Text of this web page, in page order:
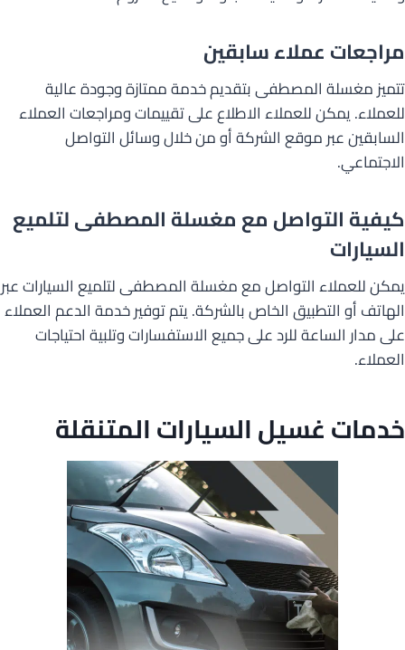
مراجعات عملاء سابقين
تتميز مغسلة المصطفى بتقديم خدمة ممتازة وجودة عالية
للعملاء. يمكن للعملاء الاطلاع على تقييمات ومراجعات العملاء
السابقين عبر موقع الشركة أو من خلال وسائل التواصل
الاجتماعي.
كيفية التواصل مع مغسلة المصطفى لتلميع
السيارات
يمكن للعملاء التواصل مع مغسلة المصطفى لتلميع السيارات عبر
الهاتف أو التطبيق الخاص بالشركة. يتم توفير خدمة الدعم العملاء
على مدار الساعة للرد على جميع الاستفسارات وتلبية احتياجات
العملاء.
خدمات غسيل السيارات المتنقلة